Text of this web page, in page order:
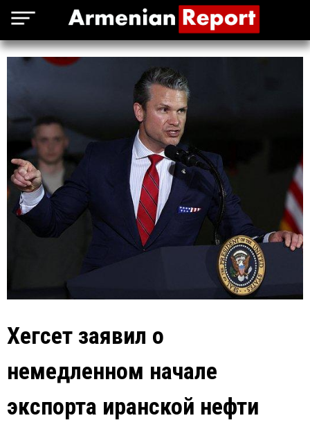
Хегсет заявил о
немедленном начале
экспорта иранской нефти